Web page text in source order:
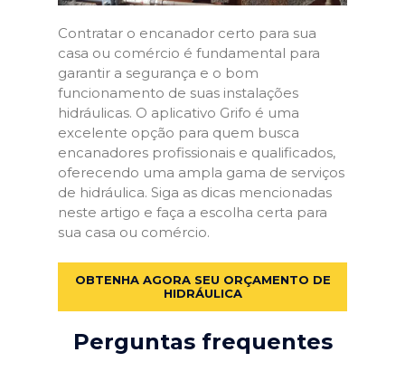
Contratar o encanador certo para sua
casa ou comércio é fundamental para
garantir a segurança e o bom
funcionamento de suas instalações
hidráulicas. O aplicativo Grifo é uma
excelente opção para quem busca
encanadores profissionais e qualificados,
oferecendo uma ampla gama de serviços
de hidráulica. Siga as dicas mencionadas
neste artigo e faça a escolha certa para
sua casa ou comércio.
OBTENHA AGORA SEU ORÇAMENTO DE
HIDRÁULICA
Perguntas frequentes